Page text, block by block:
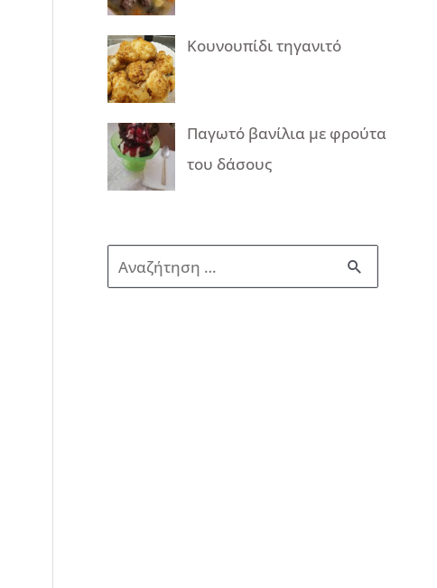
Κουνουπίδι τηγανιτό
Παγωτό βανίλια με φρούτα
του δάσους
ν